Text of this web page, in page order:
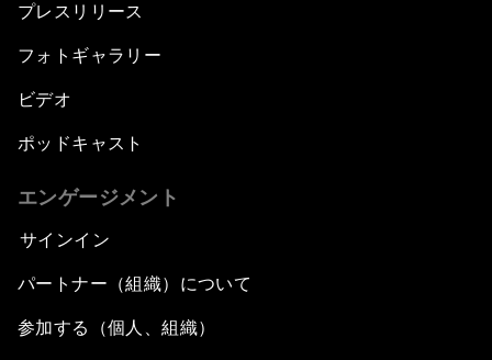
プレスリリース
フォトギャラリー
ビデオ
ポッドキャスト
エンゲージメント
サインイン
パートナー（組織）について
参加する（個人、組織）